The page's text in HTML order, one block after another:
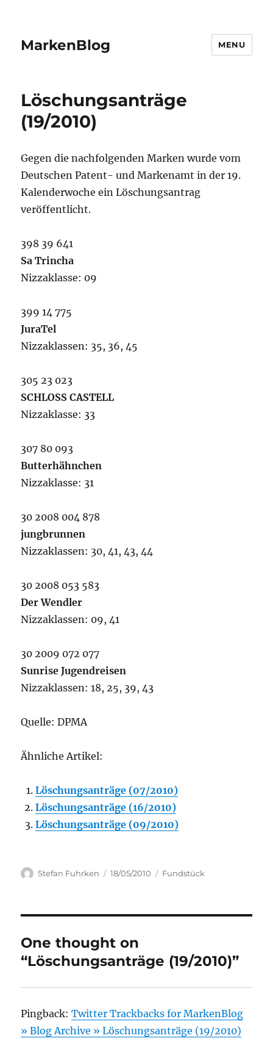
MarkenBlog MENU
Löschungsanträge
(19/2010)
Gegen die nachfolgenden Marken wurde vom
Deutschen Patent- und Markenamt in der 19.
Kalenderwoche ein Löschungsantrag
veröffentlicht.
398 39 641
Sa Trincha
Nizzaklasse: 09
399 14 775
JuraTel
Nizzaklassen: 35, 36, 45
305 23 023
SCHLOSS CASTELL
Nizzaklasse: 33
307 80 093
Butterhähnchen
Nizzaklasse: 31
30 2008 004 878
jungbrunnen
Nizzaklassen: 30, 41, 43, 44
30 2008 053 583
Der Wendler
Nizzaklassen: 09, 41
30 2009 072 077
Sunrise Jugendreisen
Nizzaklassen: 18, 25, 39, 43
Quelle: DPMA
Ähnliche Artikel:
Löschungsanträge (07/2010)
Löschungsanträge (16/2010)
Löschungsanträge (09/2010)
Author
Stefan Fuhrken
Posted
18/05/2010 Categories
Fundstück
One thought on
“Löschungsanträge (19/2010)”
Pingback:Twitter Trackbacks for MarkenBlog
» Blog Archive » Löschungsanträge (19/2010)